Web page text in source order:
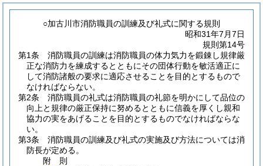
○加古川市消防職員の訓練及び礼式に関する規則
昭和31年7月7日
規則第14号
第1条
消防職員の訓練は消防職員の体力気力を鍛錬し規律厳
正な消防力を練成するとともにその団体行動を敏活適正に
して消防諸般の要求に適応させることを目的とするもので
なければならない。
第2条
消防職員の礼式は消防職員の礼節を明かにして品位の
向上と規律の厳正保持に努めるとともに信義を厚くし親和
協力の実をあげることを目的とするものでなければならな
い。
第3条
消防職員の訓練及び礼式の実施及び方法については消
防長が定める。
附 則